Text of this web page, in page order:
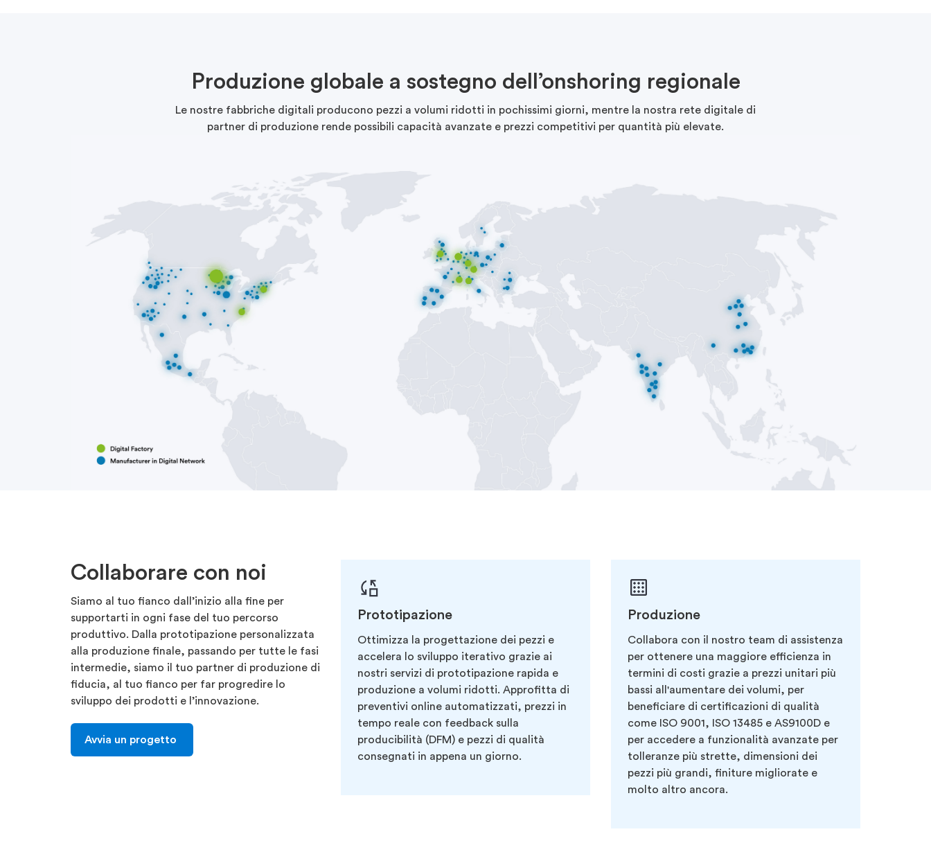
Produzione globale a sostegno dell’onshoring regionale
Le nostre fabbriche digitali producono pezzi a volumi ridotti in pochissimi giorni, mentre la nostra rete digitale di
partner di produzione rende possibili capacità avanzate e prezzi competitivi per quantità più elevate.
Collaborare con noi
Siamo al tuo fianco dall’inizio alla fine per
supportarti in ogni fase del tuo percorso
produttivo. Dalla prototipazione personalizzata
alla produzione finale, passando per tutte le fasi
intermedie, siamo il tuo partner di produzione di
fiducia, al tuo fianco per far progredire lo
sviluppo dei prodotti e l’innovazione.
Avvia un progetto
Prototipazione
Ottimizza la progettazione dei pezzi e
accelera lo sviluppo iterativo grazie ai
nostri servizi di prototipazione rapida e
produzione a volumi ridotti. Approfitta di
preventivi online automatizzati, prezzi in
tempo reale con feedback sulla
producibilità (DFM) e pezzi di qualità
consegnati in appena un giorno.
Produzione
Collabora con il nostro team di assistenza
per ottenere una maggiore efficienza in
termini di costi grazie a prezzi unitari più
bassi all'aumentare dei volumi, per
beneficiare di certificazioni di qualità
come ISO 9001, ISO 13485 e AS9100D e
per accedere a funzionalità avanzate per
tolleranze più strette, dimensioni dei
pezzi più grandi, finiture migliorate e
molto altro ancora.